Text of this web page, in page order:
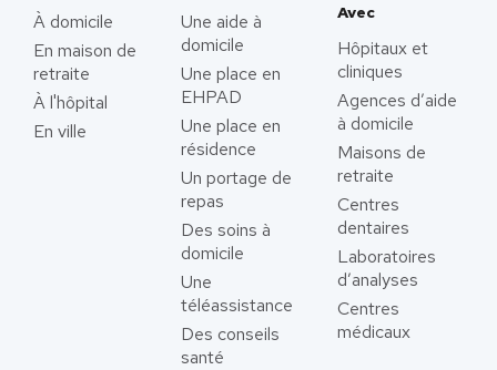
À domicile
En maison de
retraite
À l'hôpital
En ville
Une aide à
domicile
Une place en
EHPAD
Une place en
résidence
Un portage de
repas
Des soins à
domicile
Une
téléassistance
Des conseils
santé
Avec
Hôpitaux et
cliniques
Agences d’aide
à domicile
Maisons de
retraite
Centres
dentaires
Laboratoires
d’analyses
Centres
médicaux